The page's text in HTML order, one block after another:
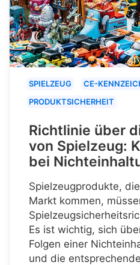
SPIELZEUG
CE-
PRODUKTSICHERHEIT
Richtlinie über
von Spielzeug:
bei
Spielzeugprodukte,
Markt kommen,
Es ist wichtig, sich
Folgen einer
und die